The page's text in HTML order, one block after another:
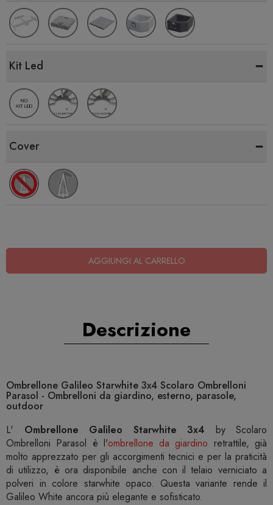
Kit Led -
Cover -
AGGIUNGI AL CARRELLO
Descrizione
Ombrellone Galileo Starwhite 3x4 Scolaro Ombrelloni
Parasol - Ombrelloni da giardino, esterno, parasole,
outdoor
L' Ombrellone Galileo Starwhite 3x4 by Scolaro
Ombrelloni Parasol è l'ombrellone da giardino retrattile, già
molto apprezzato per gli accorgimenti tecnici e per la praticità
di utilizzo, è ora disponibile anche con il telaio verniciato a
polveri in colore starwhite opaco. Questa variante rende il
Galileo White ancora più elegante e sofisticato.